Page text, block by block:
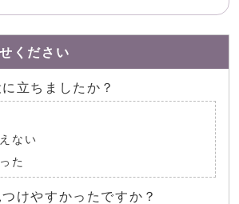
ください
立ちましたか？
ない
た
けやすかったですか？